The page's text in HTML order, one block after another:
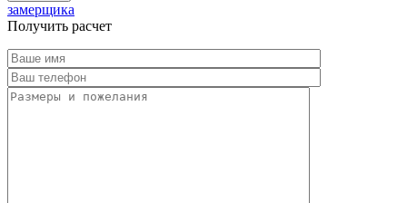
замерщика
Получить расчет